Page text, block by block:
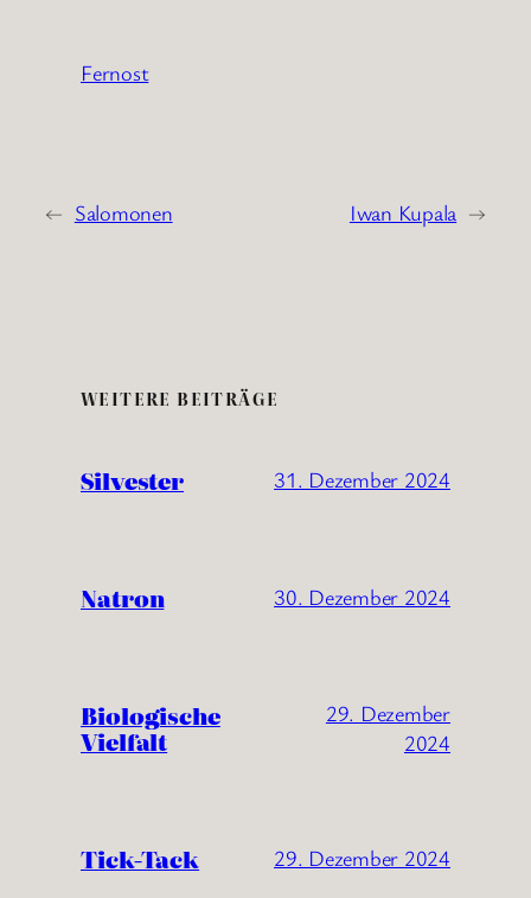
Fernost
← Salomonen Iwan Kupala →
WEITERE BEITRÄGE
Silvester 31. Dezember 2024
Natron 30. Dezember 2024
Biologische
Vielfalt
29. Dezember
2024
Tick-Tack 29. Dezember 2024